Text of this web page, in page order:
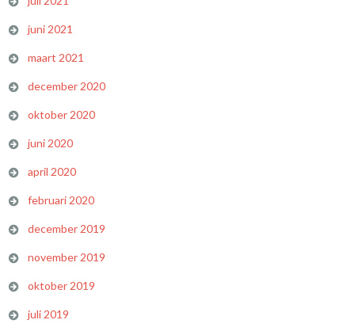
juni 2021
maart 2021
december 2020
oktober 2020
juni 2020
april 2020
februari 2020
december 2019
november 2019
oktober 2019
juli 2019